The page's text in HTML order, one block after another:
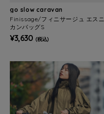
go slow caravan
Finissage/フィニサージュ エスニ
カンバッグS
¥3,630 (税込)